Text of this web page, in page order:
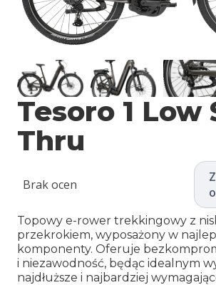
Tesoro 1 Low
Thru
Brak ocen
Topowy e-rower trekkingowy z
przekrokiem, wyposażony w
komponenty. Oferuje
i niezawodność, będąc idealnym
najdłuższe i najbardziej